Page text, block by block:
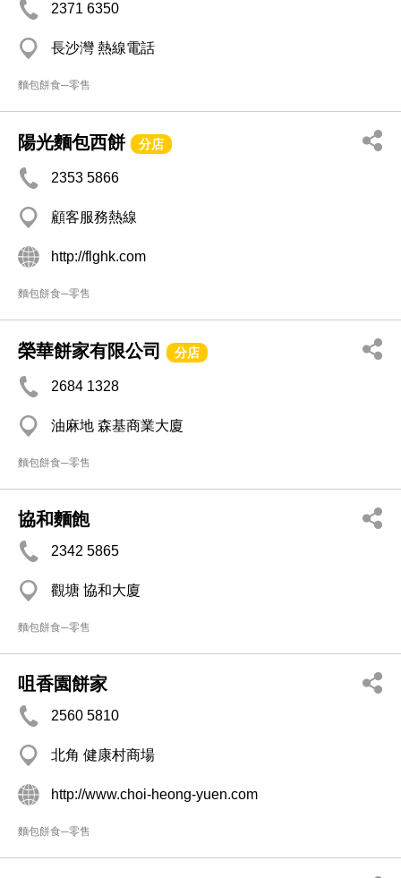
2371 6350
長沙灣 熱線電話
麵包餅食─零售
陽光麵包西餅 分店
2353 5866
顧客服務熱線
http://flghk.com
麵包餅食─零售
榮華餅家有限公司 分店
2684 1328
油麻地 森基商業大廈
麵包餅食─零售
協和麵飽
2342 5865
觀塘 協和大廈
麵包餅食─零售
咀香園餅家
2560 5810
北角 健康村商場
http://www.choi-heong-yuen.com
麵包餅食─零售